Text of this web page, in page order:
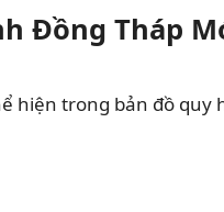
Đồng Tháp
hiện trong bản đồ